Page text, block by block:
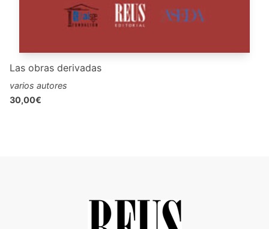
Las obras derivadas
varios autores
30,00€